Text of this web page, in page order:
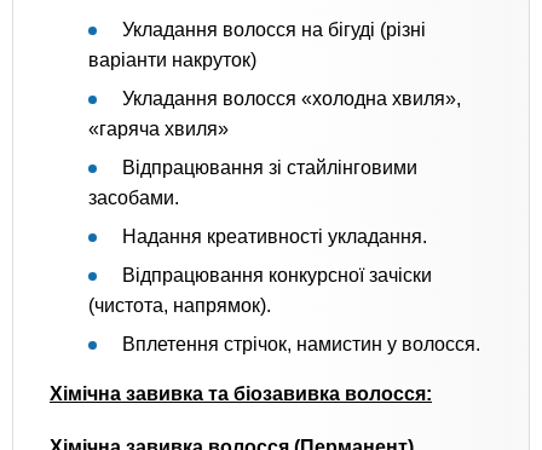
Укладання волосся на бігуді (різні
варіанти накруток)
Укладання волосся «холодна хвиля»,
«гаряча хвиля»
Відпрацювання зі стайлінговими
засобами.
Надання креативності укладання.
Відпрацювання конкурсної зачіски
(чистота, напрямок).
Вплетення стрічок, намистин у волосся.
Хімічна завивка та біозавивка волосся: